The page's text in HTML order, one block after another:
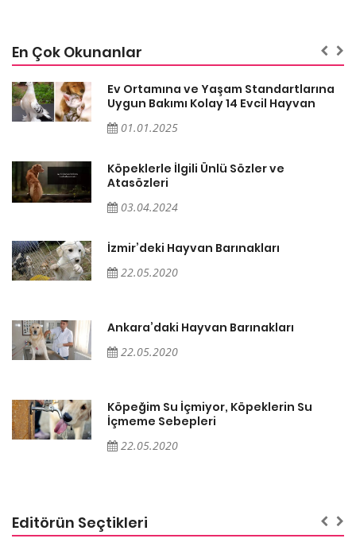
En Çok Okunanlar
Ev Ortamına ve Yaşam Standartlarına
Uygun Bakımı Kolay 14 Evcil Hayvan
01.01.2025
Köpeklerle İlgili Ünlü Sözler ve
Atasözleri
03.04.2024
İzmir’deki Hayvan Barınakları
22.05.2020
Ankara’daki Hayvan Barınakları
22.05.2020
Köpeğim Su İçmiyor, Köpeklerin Su
İçmeme Sebepleri
22.05.2020
Editörün Seçtikleri